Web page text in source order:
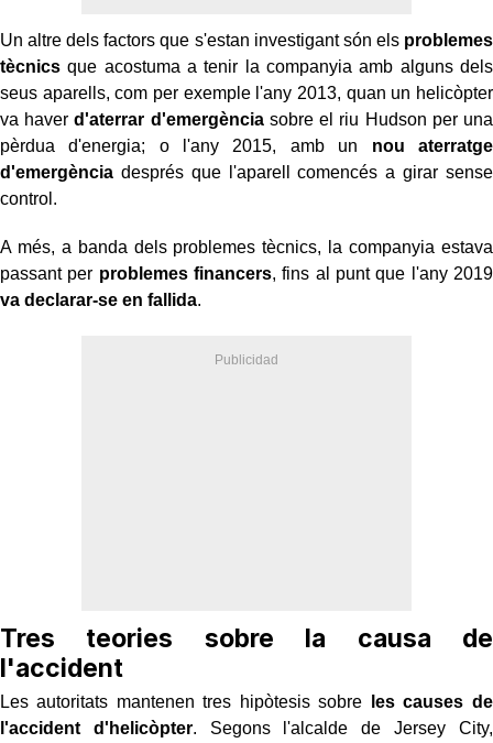
Un altre dels factors que s'estan investigant són els problemes
tècnics que acostuma a tenir la companyia amb alguns dels
seus aparells, com per exemple l'any 2013, quan un helicòpter
va haverd'aterrar d'emergènciasobre el riu Hudson per una
pèrdua d'energia; o l'any 2015, amb un nou aterratge
d'emergència després que l'aparell comencés a girar sense
control.
A més, a banda dels problemes tècnics, la companyia estava
passant per problemes financers, fins al punt que l'any 2019
va declarar-se en fallida.
Tres teories sobre la causa de
l'accident
Les autoritats mantenen tres hipòtesis sobre
les causes de
l'accident d'helicòpter. Segons l'alcalde de Jersey City,